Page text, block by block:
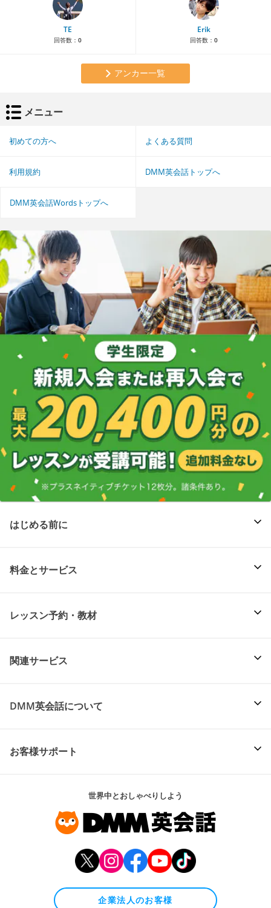
TE
回答数： 0
Erik
回答数： 0
アンカー一覧
メニュー
初めての方へ よくある質問
利用規約 DMM英会話トップへ
DMM英会話Wordsトップへ
はじめる前に
料金とサービス
レッスン予約・教材
関連サービス
DMM英会話について
お客様サポート
世界中とおしゃべりしよう
企業法人のお客様